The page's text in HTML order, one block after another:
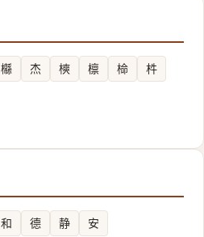
㰃 杰 樉 檩 椧
㭌
和 德 静 安